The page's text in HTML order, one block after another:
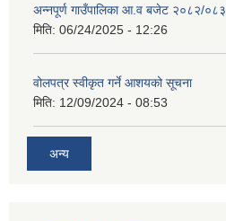
अन्नपूर्ण गाउँपालिका आ.व बजेट २०८२/०८३
मिति: 06/24/2025 - 12:26
वोलपत्र स्वीकृत गर्ने आशयको सूचना
मिति: 12/09/2024 - 08:53
अन्य